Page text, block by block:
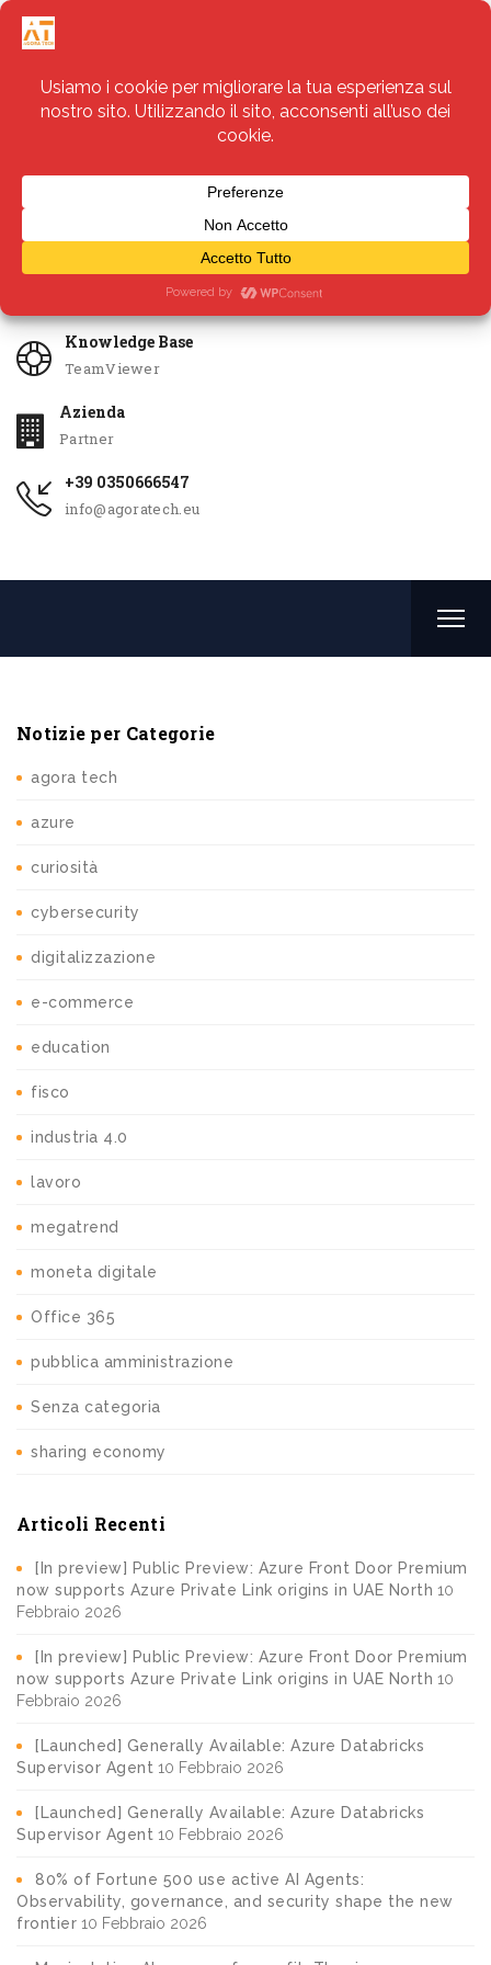
Servizi
Knowledge Base
TeamViewer
Azienda
Partner
+39 0350666547
info@agoratech.eu
Notizie per Categorie
agora tech
azure
curiosità
cybersecurity
digitalizzazione
e-commerce
education
fisco
industria 4.0
lavoro
megatrend
moneta digitale
Office 365
pubblica amministrazione
Senza categoria
sharing economy
Articoli Recenti
[In preview] Public Preview: Azure Front Door Premium
now supports Azure Private Link origins in UAE North 10
Febbraio 2026
[In preview] Public Preview: Azure Front Door Premium
now supports Azure Private Link origins in UAE North 10
Febbraio 2026
[Launched] Generally Available: Azure Databricks
Supervisor Agent 10 Febbraio 2026
[Launched] Generally Available: Azure Databricks
Supervisor Agent 10 Febbraio 2026
80% of Fortune 500 use active AI Agents:
Observability, governance, and security shape the new
frontier 10 Febbraio 2026